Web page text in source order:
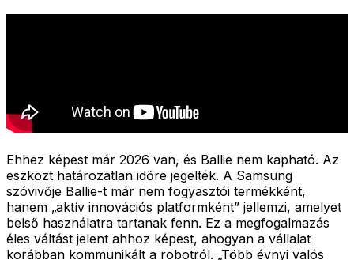
Ehhez képest már 2026 van, és Ballie nem kapható. Az
eszközt határozatlan időre jegelték. A Samsung
szóvivője Ballie-t már nem fogyasztói termékként,
hanem „aktív innovációs platformként” jellemzi, amelyet
belső használatra tartanak fenn. Ez a megfogalmazás
éles váltást jelent ahhoz képest, ahogyan a vállalat
korábban kommunikált a robotról. „Több évnyi valós